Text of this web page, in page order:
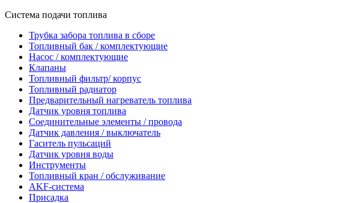
Система подачи топлива
Трубка забора топлива в сборе
Топливный бак / комплектующие
Насос / комплектующие
Клапаны
Топливный фильтр/ корпус
Топливный радиатор
Предварительный нагреватель топлива
Датчик уровня топлива
Соединительные элементы / провода
Датчик давления / выключатель
Гаситель пульсаций
Датчик уровня воды
Инструменты
Топливный кран / обслуживание
AKF-система
Присадка